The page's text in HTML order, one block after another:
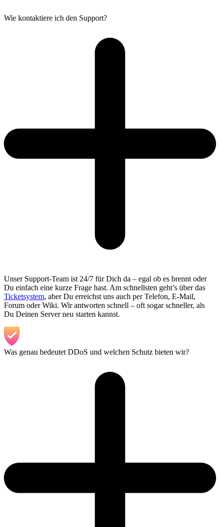
Wie kontaktiere ich den Support?
Unser Support-Team ist 24/7 für Dich da – egal ob es brennt oder
Du einfach eine kurze Frage hast. Am schnellsten geht’s über das
Ticketsystem, aber Du erreichst uns auch per Telefon, E-Mail,
Forum oder Wiki. Wir antworten schnell – oft sogar schneller, als
Du Deinen Server neu starten kannst.
Was genau bedeutet DDoS und welchen Schutz bieten wir?